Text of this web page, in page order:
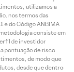
utilizamos a
nos termos das
e do Código ANBIMA
consiste em
de investidor
pontuação de risco
de modo que
desde que dentro